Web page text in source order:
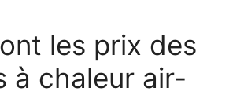
les prix des
à chaleur air-